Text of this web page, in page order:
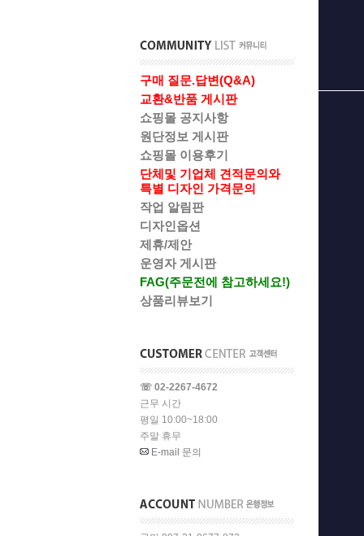
구매 질문.답변(Q&A)
교환&반품 게시판
쇼핑몰 공지사항
원단정보 게시판
쇼핑몰 이용후기
단체및 기업체 견적문의와
특별 디자인 가격문의
작업 알림판
디자인옵션
제휴/제안
운영자 게시판
FAG(주문전에 참고하세요!)
상품리뷰보기
☏ 02-2267-4672
근무 시간
평일 10:00~18:00
주말 휴무
E-mail 문의